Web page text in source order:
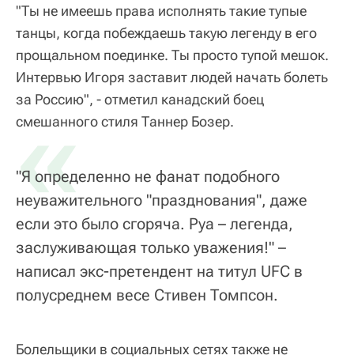
"Ты не имеешь права исполнять такие тупые
танцы, когда побеждаешь такую легенду в его
прощальном поединке. Ты просто тупой мешок.
Интервью Игоря заставит людей начать болеть
за Россию", - отметил канадский боец
смешанного стиля Таннер Бозер.
«
"Я определенно не фанат подобного
неуважительного "празднования", даже
если это было сгоряча. Руа – легенда,
заслуживающая только уважения!" –
написал экс-претендент на титул UFC в
полусреднем весе Стивен Томпсон.
Болельщики в социальных сетях также не